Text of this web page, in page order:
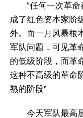
“任何一次革
成了红色资本家阶
外。而一月风暴
军队问题，可见革
的低级阶段，而革
这种不高级的革命
熟的阶段”
今天军队最高